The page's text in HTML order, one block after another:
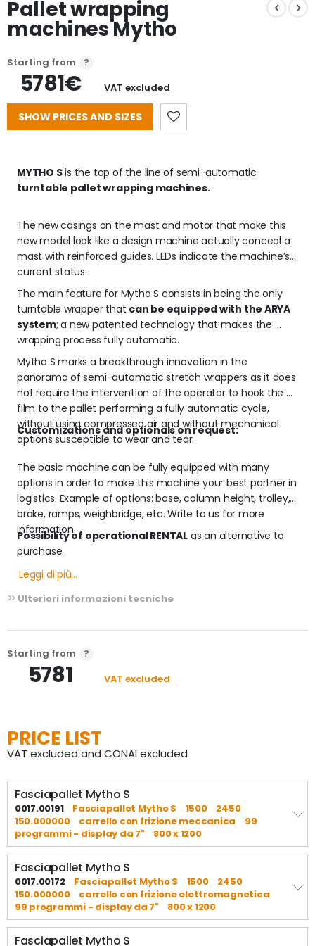
Pallet wrapping
machines Mytho
Starting from
5781€ VAT excluded
SHOW PRICES AND SIZES
MYTHO S
turntable pallet wrapping machines.
The new casings on the mast and motor that make this
new model look like a design machine actually conceal a
mast with reinforced guides. LEDs indicate the machine’s
current status.
The main feature for Mytho S consists in being the only
turntable wrapper that can be equipped with the ARYA
system; a new patented technology that makes the
wrapping process fully automatic.
Mytho S marks a breakthrough innovation in the
panorama of semi-automatic stretch wrappers as it does
not require the intervention of the operator to hook the
film to the pallet performing a fully automatic cycle,
without using compressed air and without mechanical
options susceptible to wear and tear.
Customizations and optionals on request:
The basic machine can be fully equipped with many
options in order to make this machine your best partner in
logistics. Example of options: base, column height, trolley,
brake, ramps, weighbridge, etc. Write to us for more
information.
Possibility of operational RENTAL as an alternative to
purchase.
Leggi di più...
Ulteriori informazioni tecniche
Starting from
5781 VAT excluded
PRICE LIST
VAT excluded and CONAI excluded
Fasciapallet Mytho S
0017.00191 Fasciapallet Mytho S 1500
2450
150.000000
carrello con frizione meccanica
99
programmi - display da 7"
800 x 1200
Fasciapallet Mytho S
0017.00172 Fasciapallet Mytho S 1500
2450
150.000000
carrello con frizione elettromagnetica
99 programmi - display da 7"
800 x 1200
Fasciapallet Mytho S